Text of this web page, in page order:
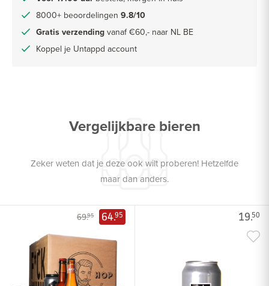
8000+ beoordelingen 9.8/10
Gratis verzending vanaf €60,- naar NL BE
Koppel je Untappd account
Vergelijkbare bieren
Zeker weten dat je deze ook wilt proberen! Hetzelfde
maar dan anders.
69.95 64.95 19.50